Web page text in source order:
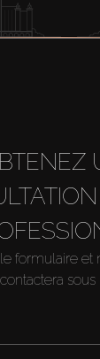
formulaire et
contactera sous